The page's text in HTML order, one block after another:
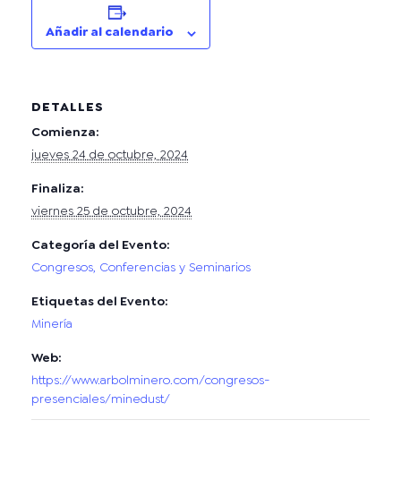
Añadir al calendario
DETALLES
Comienza:
jueves 24 de octubre, 2024
Finaliza:
viernes 25 de octubre, 2024
Categoría del Evento:
Congresos, Conferencias y Seminarios
Etiquetas del Evento:
Minería
Web:
https://www.arbolminero.com/congresos-
presenciales/minedust/